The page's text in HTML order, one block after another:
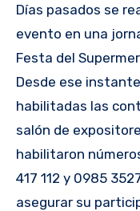
Días pasados se
evento en una
Festa del
Desde ese
habilitadas las
salón de
habilitaron
417 112 y 0985
asegurar su